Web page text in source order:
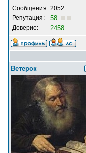
Сообщения: 2052
Репутация:
58
Доверие: 2458
Ветерок